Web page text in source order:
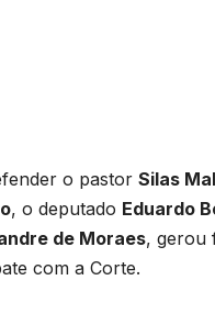
o pastor Silas
, o deputado Eduardo
de Moraes, gerou
com a Corte.